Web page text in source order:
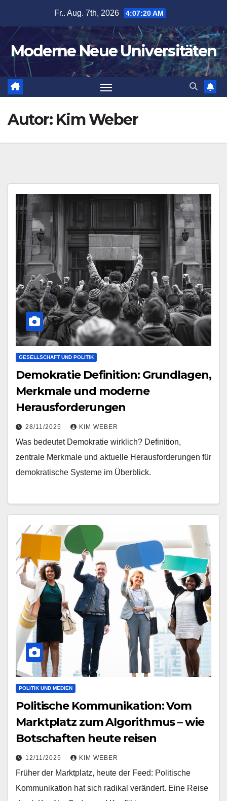
springen
Fr.. Aug. 7th, 2026 4:07:22 AM
Moderne Neue Universitäten
Autor: Kim Weber
GESELLSCHAFT UND POLITIK
Demokratie Definition: Grundlagen,
Merkmale und moderne
Herausforderungen
28/11/2025 KIM WEBER
Was bedeutet Demokratie wirklich? Definition,
zentrale Merkmale und aktuelle Herausforderungen für
demokratische Systeme im Überblick.
POLITIK UND MEDIEN
Politische Kommunikation: Vom
Marktplatz zum Algorithmus – wie
Botschaften heute reisen
12/11/2025 KIM WEBER
Früher der Marktplatz, heute der Feed: Politische
Kommunikation hat sich radikal verändert. Eine Reise